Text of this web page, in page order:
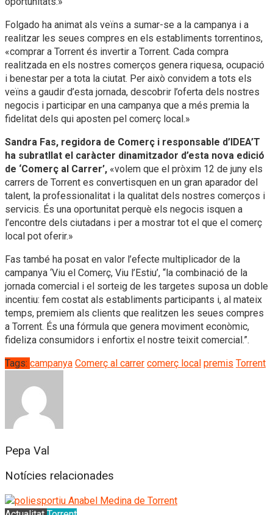
Folgado ha animat als veïns a sumar-se a la campanya i a
realitzar les seues compres en els establiments torrentinos,
«comprar a Torrent és invertir a Torrent. Cada compra
realitzada en els nostres comerços genera riquesa, ocupació
i benestar per a tota la ciutat. Per això convidem a tots els
veïns a gaudir d’esta jornada, descobrir l’oferta dels nostres
negocis i participar en una campanya que a més premia la
fidelitat dels qui aposten pel comerç local.»
Sandra Fas, regidora de Comerç i responsable d’IDEA’T
ha subratllat el caràcter dinamitzador d’esta nova edició
de ‘Comerç al Carrer’, «volem que el pròxim 12 de juny els
carrers de Torrent es convertisquen en un gran aparador del
talent, la professionalitat i la qualitat dels nostres comerços i
servicis. És una oportunitat perquè els negocis isquen a
l’encontre dels ciutadans i per a mostrar tot el que el comerç
local pot oferir.»
Fas també ha posat en valor l’efecte multiplicador de la
campanya ‘Viu el Comerç, Viu l’Estiu’, “la combinació de la
jornada comercial i el sorteig de les targetes suposa un doble
incentiu: fem costat als establiments participants i, al mateix
temps, premiem als clients que realitzen les seues compres
a Torrent. És una fórmula que genera moviment econòmic,
fideliza consumidors i enfortix el nostre teixit comercial.”.
Tags: campanya Comerç al carrer comerç local premis Torrent
Pepa Val
Notícies relacionades